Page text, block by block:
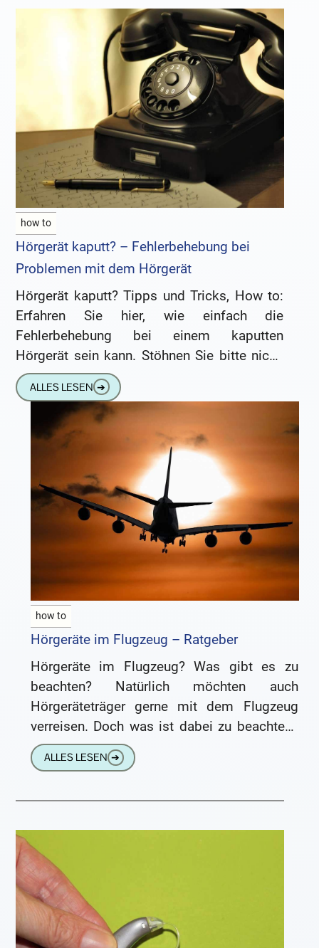
how to
Hörgerät kaputt? – Fehlerbehebung bei
Problemen mit dem Hörgerät
Hörgerät kaputt? Tipps und Tricks, How to:
Erfahren Sie hier, wie einfach die
Fehlerbehebung bei einem kaputten
Hörgerät sein kann. Stöhnen Sie bitte nicht,
wenn Sie die nachfolgenden
Lösungsvorschläge lesen.
ALLES LESEN ➔
how to
Hörgeräte im Flugzeug – Ratgeber
Hörgeräte im Flugzeug? Was gibt es zu
beachten? Natürlich möchten auch
Hörgeräteträger gerne mit dem Flugzeug
verreisen. Doch was ist dabei zu beachten?
Darf man überhaupt mit diesem
elektronischen Gerät
ALLES LESEN ➔